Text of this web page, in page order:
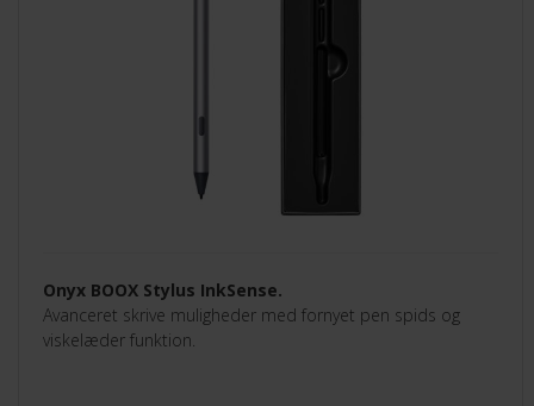
Onyx BOOX Stylus InkSense.
Avanceret skrive muligheder med fornyet pen spids og
viskelæder funktion.